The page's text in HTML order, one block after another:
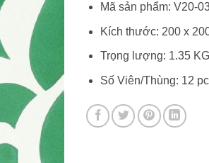
Mã sản phẩm: V20-
Kích thước: 200 x
Trọng lượng: 1.35
Số Viên/Thùng: 12